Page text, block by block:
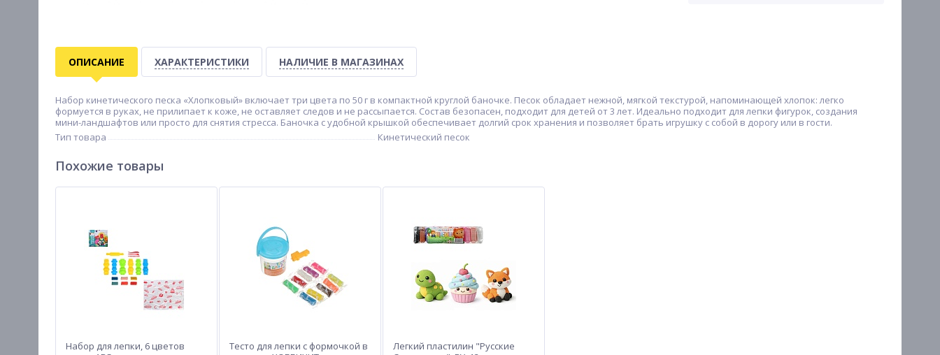
ОПИСАНИЕ ХАРАКТЕРИСТИКИ НАЛИЧИЕ В МАГАЗИНАХ
Набор кинетического песка «Хлопковый» включает три цвета по 50 г в компактной круглой баночке. Песок обладает нежной, мягкой текстурой, напоминающей хлопок: легко
формуется в руках, не прилипает к коже, не оставляет следов и не рассыпается. Состав безопасен, подходит для детей от 3 лет. Идеально подходит для лепки фигурок, создания
мини-ландшафтов или просто для снятия стресса. Баночка с удобной крышкой обеспечивает долгий срок хранения и позволяет брать игрушку с собой в дорогу или в гости.
Тип товара
Кинетический песок
Похожие товары
Набор для лепки, 6 цветов
Тесто для лепки с формочкой в
Легкий пластилин "Русские